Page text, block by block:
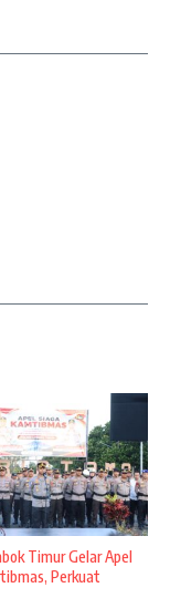
Timur Gelar Apel
Perkuat